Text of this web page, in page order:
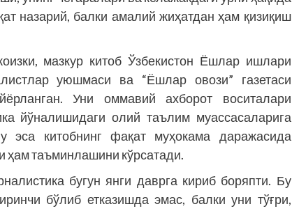
назарий, балки амалий жиҳатдан ҳам қизиқиш
мазкур китоб Ўзбекистон Ёшлар ишлари
уюшмаси ва “Ёшлар овози” газетаси
Уни оммавий ахборот воситалари
йўналишидаги олий таълим муассасаларига
эса китобнинг фақат муҳокама даражасида
таъминлашини кўрсатади.
бугун янги даврга кириб боряпти. Бу
бўлиб етказишда эмас, балки уни тўғри,